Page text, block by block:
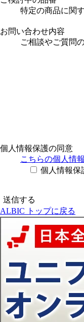
特定の商品に関
お問い合わせ内容
ご相談やご質問
個人情報保護の同意
こちらの個人情
個人情報保
ALBIC トップに戻る